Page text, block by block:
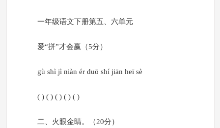
一年级语文下册第五、六单元
爱“拼”才会赢（5分）
gù shì jì niàn ér duō shí jiān heī sè
( ) ( ) ( ) ( ) ( )
二、火眼金睛。（20分）